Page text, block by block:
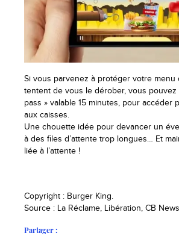
Si vous parvenez à protéger votre menu
tentent de vous le dérober, vous pouvez
pass » valable 15 minutes, pour accéder
aux caisses.
Une chouette idée pour devancer un
à des files d’attente trop longues… Et
liée à l’attente !
Copyright : Burger King.
Source : La Réclame, Libération, CB
Partager :